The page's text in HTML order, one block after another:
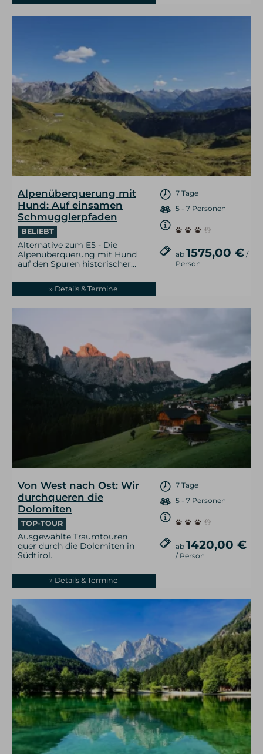
Alpenüberquerung mit
Hund: Auf einsamen
Schmugglerpfaden
BELIEBT
Alternative zum E5 - Die
Alpenüberquerung mit Hund
auf den Spuren historischer…
» Details & Termine
7 Tage
5 - 7 Personen
ab 1575,00 €/
Person
Von West nach Ost: Wir
durchqueren die
Dolomiten
TOP-TOUR
Ausgewählte Traumtouren
quer durch die Dolomiten in
Südtirol.
» Details & Termine
7 Tage
5 - 7 Personen
ab 1420,00 €
/ Person